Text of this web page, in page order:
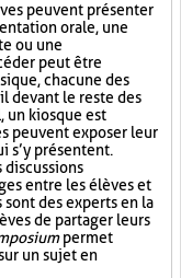
peuvent présenter
orale, une
ou une
peut être
chacune des
devant le reste des
un kiosque est
peuvent exposer leur
s’y présentent.
discussions
entre les élèves et
des experts en la
de partager leurs
permet
un sujet en